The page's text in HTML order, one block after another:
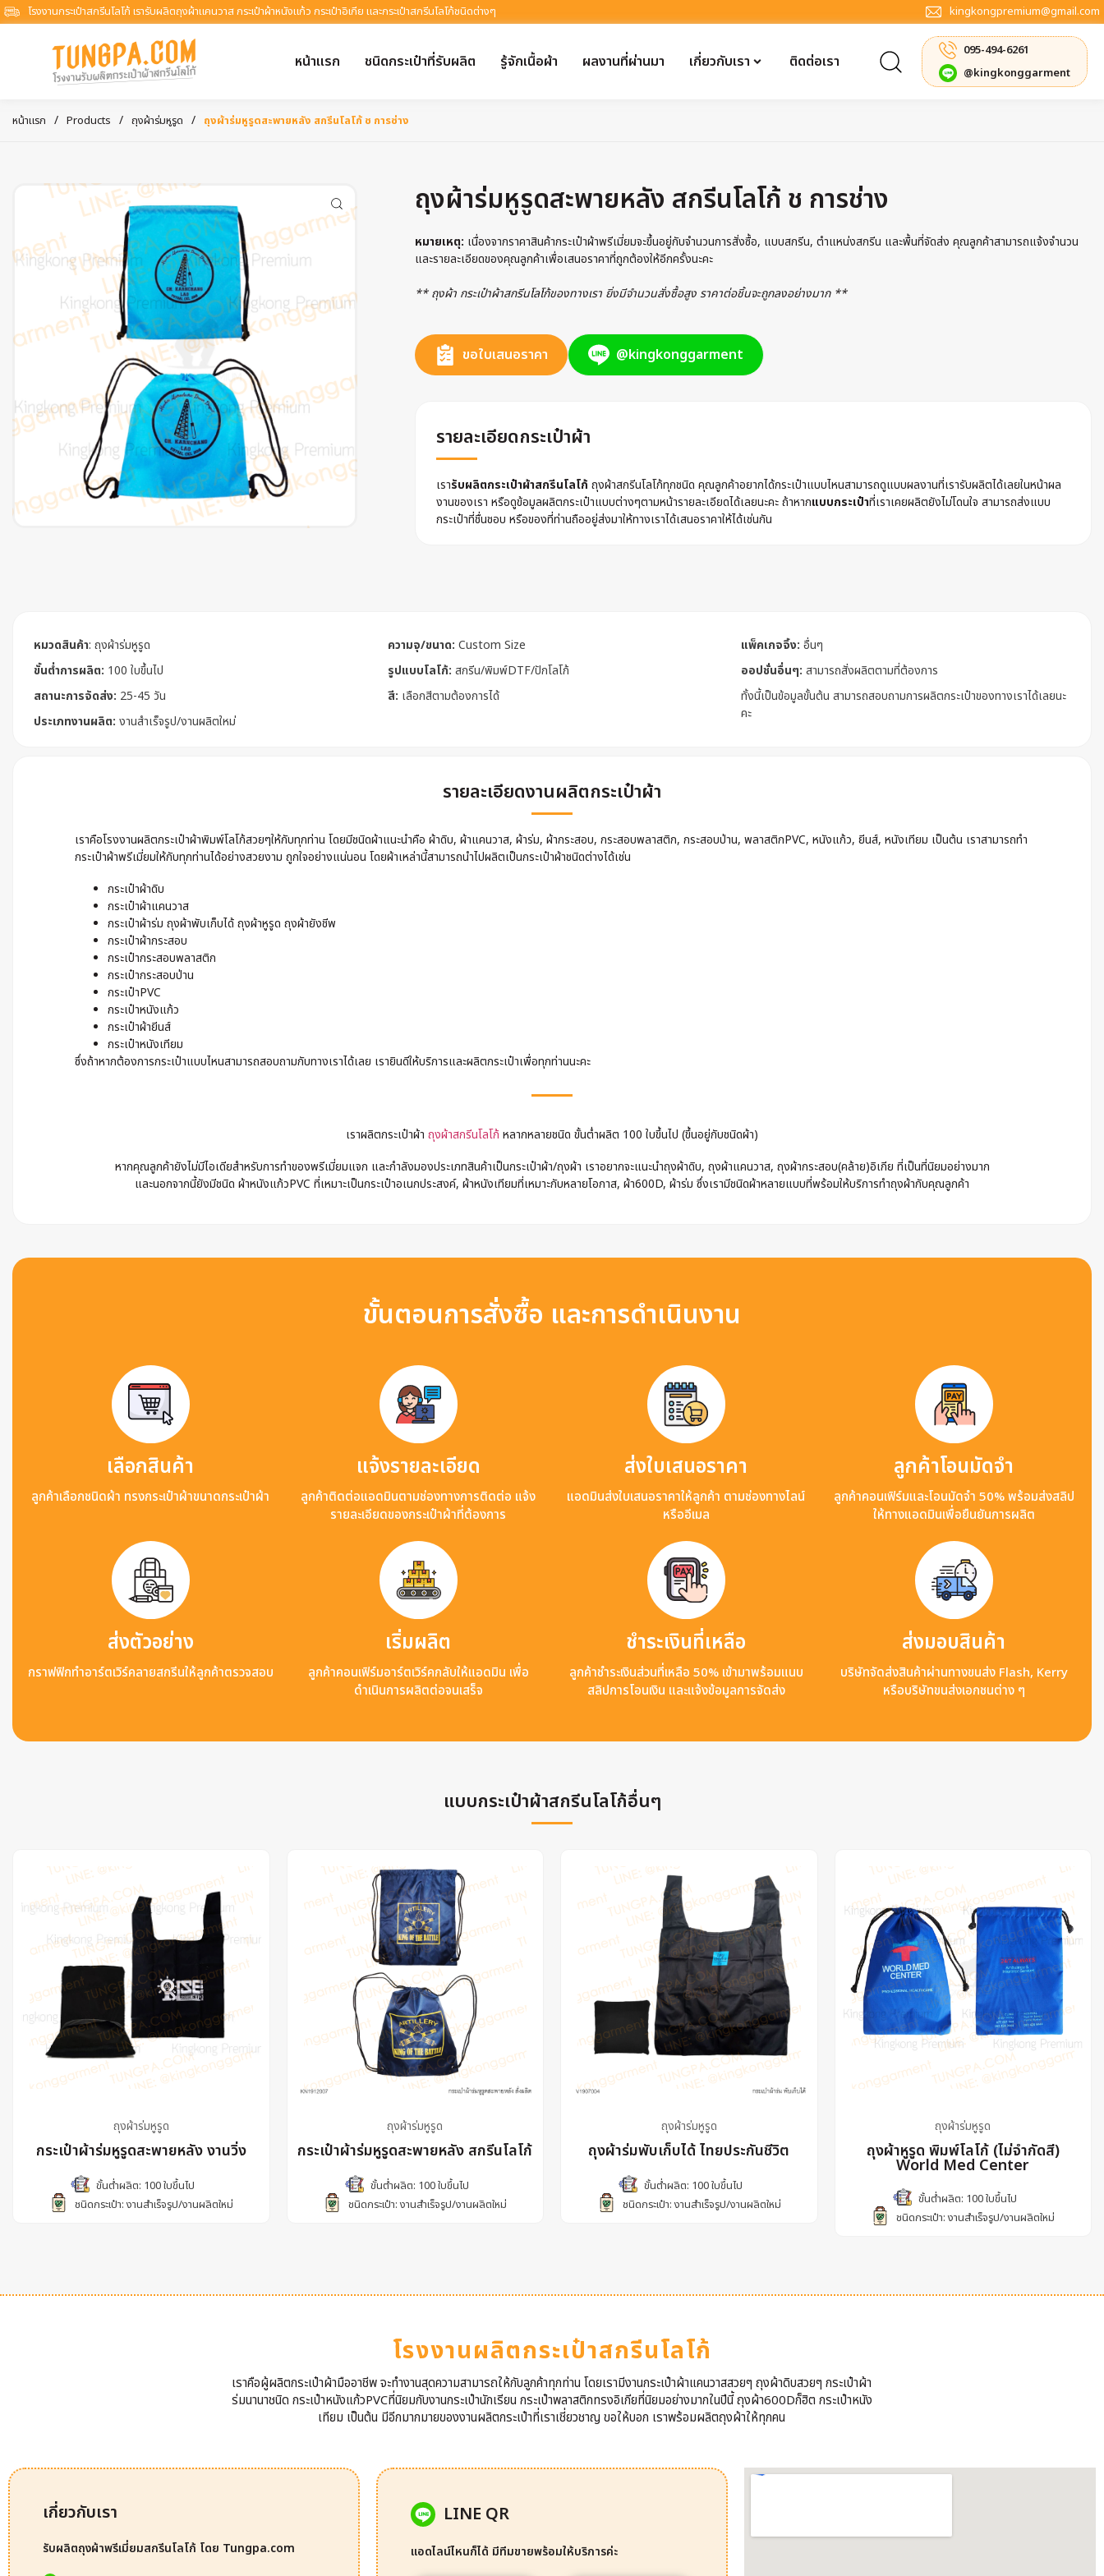
โรงงานกระเป๋าสกรีนโลโก้ เรารับผลิตถุงผ้าแคนวาส กระเป๋าผ้าหนังแก้ว กระเป๋าอิเกีย และกระเป๋าสกรีนโลโก้ชนิดต่างๆ kingkongpremium@gmail.com
หน้าแรก ชนิดกระเป๋าที่รับผลิต รู้จักเนื้อผ้า ผลงานที่ผ่านมา เกี่ยวกับเรา ติดต่อเรา
095-494-6261
@kingkonggarment
หน้าแรก / Products / ถุงผ้าร่มหูรูด / ถุงผ้าร่มหูรูดสะพายหลัง สกรีนโลโก้ ช การช่าง
ถุงผ้าร่มหูรูดสะพายหลัง สกรีนโลโก้ ช การช่าง
หมายเหตุ: เนื่องจากราคาสินค้ากระเป๋าผ้าพรีเมี่ยมจะขึ้นอยู่กับจำนวนการสั่งซื้อ, แบบสกรีน, ตำแหน่งสกรีน และพื้นที่จัดส่ง คุณลูกค้าสามารถแจ้งจำนวน
และรายละเอียดของคุณลูกค้าเพื่อเสนอราคาที่ถูกต้องให้อีกครั้งนะคะ
** ถุงผ้า กระเป๋าผ้าสกรีนโลโก้ของทางเรา ยิ่งมีจำนวนสั่งซื้อสูง ราคาต่อชิ้นจะถูกลงอย่างมาก **
ขอใบเสนอราคา @kingkonggarment
รายละเอียดกระเป๋าผ้า
เรารับผลิตกระเป๋าผ้าสกรีนโลโก้ ถุงผ้าสกรีนโลโก้ทุกชนิด คุณลูกค้าอยากได้กระเป๋าแบบไหนสามารถดูแบบผลงานที่เรารับผลิตได้เลยในหน้าผล
งานของเรา หรือดูข้อมูลผลิตกระเป๋าแบบต่างๆตามหน้ารายละเอียดได้เลยนะคะ ถ้าหากแบบกระเป๋าที่เราเคยผลิตยังไม่โดนใจ สามารถส่งแบบ
กระเป๋าที่ชื่นชอบ หรือของที่ท่านถืออยู่ส่งมาให้ทางเราได้เสนอราคาให้ได้เช่นกัน
หมวดสินค้า: ถุงผ้าร่มหูรูด
ขั้นต่ำการผลิต: 100 ใบขึ้นไป
สถานะการจัดส่ง: 25-45 วัน
ประเภทงานผลิต: งานสำเร็จรูป/งานผลิตใหม่
ความจุ/ขนาด: Custom Size
รูปแบบโลโก้: สกรีน/พิมพ์DTF/ปักโลโก้
สี: เลือกสีตามต้องการได้
แพ็คเกจจิ้ง: อื่นๆ
ออปชั่นอื่นๆ: สามารถสั่งผลิตตามที่ต้องการ
ทั้งนี้เป็นข้อมูลขั้นต้น สามารถสอบถามการผลิตกระเป๋าของทางเราได้เลยนะ
คะ
รายละเอียดงานผลิตกระเป๋าผ้า
เราคือโรงงานผลิตกระเป๋าผ้าพิมพ์โลโก้สวยๆให้กับทุกท่าน โดยมีชนิดผ้าแนะนำคือ ผ้าดิบ, ผ้าแคนวาส, ผ้าร่ม, ผ้ากระสอบ, กระสอบพลาสติก, กระสอบป่าน, พลาสติกPVC, หนังแก้ว, ยีนส์, หนังเทียม เป็นต้น เราสามารถทำ
กระเป๋าผ้าพรีเมี่ยมให้กับทุกท่านได้อย่างสวยงาม ถูกใจอย่างแน่นอน โดยผ้าเหล่านี้สามารถนำไปผลิตเป็นกระเป๋าผ้าชนิดต่างได้เช่น
กระเป๋าผ้าดิบ
กระเป๋าผ้าแคนวาส
กระเป๋าผ้าร่ม ถุงผ้าพับเก็บได้ ถุงผ้าหูรูด ถุงผ้ายังชีพ
กระเป๋าผ้ากระสอบ
กระเป๋ากระสอบพลาสติก
กระเป๋ากระสอบป่าน
กระเป๋าPVC
กระเป๋าหนังแก้ว
กระเป๋าผ้ายีนส์
กระเป๋าหนังเทียม
ซึ่งถ้าหากต้องการกระเป๋าแบบไหนสามารถสอบถามกับทางเราได้เลย เรายินดีให้บริการและผลิตกระเป๋าเพื่อทุกท่านนะคะ
เราผลิตกระเป๋าผ้า ถุงผ้าสกรีนโลโก้ หลากหลายชนิด ขั้นต่ำผลิต 100 ใบขึ้นไป (ขึ้นอยู่กับชนิดผ้า)
หากคุณลูกค้ายังไม่มีไอเดียสำหรับการทำของพรีเมี่ยมแจก และกำลังมองประเภทสินค้าเป็นกระเป๋าผ้า/ถุงผ้า เราอยากจะแนะนำถุงผ้าดิบ, ถุงผ้าแคนวาส, ถุงผ้ากระสอบ(คล้าย)อิเกีย ที่เป็นที่นิยมอย่างมาก
และนอกจากนี้ยังมีชนิด ผ้าหนังแก้วPVC ที่เหมาะเป็นกระเป๋าอเนกประสงค์, ผ้าหนังเทียมที่เหมาะกับหลายโอกาส, ผ้า600D, ผ้าร่ม ซึ่งเรามีชนิดผ้าหลายแบบที่พร้อมให้บริการทำถุงผ้ากับคุณลูกค้า
ขั้นตอนการสั่งซื้อ และการดำเนินงาน
เลือกสินค้า
ลูกค้าเลือกชนิดผ้า ทรงกระเป๋าผ้าขนาดกระเป๋าผ้า
แจ้งรายละเอียด
ลูกค้าติดต่อแอดมินตามช่องทางการติดต่อ แจ้ง
รายละเอียดของกระเป๋าผ้าที่ต้องการ
ส่งใบเสนอราคา
แอดมินส่งใบเสนอราคาให้ลูกค้า ตามช่องทางไลน์
หรืออีเมล
ลูกค้าโอนมัดจำ
ลูกค้าคอนเฟิร์มและโอนมัดจำ 50% พร้อมส่งสลิป
ให้ทางแอดมินเพื่อยืนยันการผลิต
ส่งตัวอย่าง
กราฟฟิกทำอาร์ตเวิร์คลายสกรีนให้ลูกค้าตรวจสอบ
เริ่มผลิต
ลูกค้าคอนเฟิร์มอาร์ตเวิร์คกลับให้แอดมิน เพื่อ
ดำเนินการผลิตต่อจนเสร็จ
ชำระเงินที่เหลือ
ลูกค้าชำระเงินส่วนที่เหลือ 50% เข้ามาพร้อมแนบ
สลิปการโอนเงิน และแจ้งข้อมูลการจัดส่ง
ส่งมอบสินค้า
บริษัทจัดส่งสินค้าผ่านทางขนส่ง Flash, Kerry
หรือบริษัทขนส่งเอกชนต่าง ๆ
แบบกระเป๋าผ้าสกรีนโลโก้อื่นๆ
ถุงผ้าร่มหูรูด
กระเป๋าผ้าร่มหูรูดสะพายหลัง งานวิ่ง
ขั้นต่ำผลิต: 100 ใบขึ้นไป
ชนิดกระเป๋า: งานสำเร็จรูป/งานผลิตใหม่
ถุงผ้าร่มหูรูด
กระเป๋าผ้าร่มหูรูดสะพายหลัง สกรีนโลโก้
ขั้นต่ำผลิต: 100 ใบขึ้นไป
ชนิดกระเป๋า: งานสำเร็จรูป/งานผลิตใหม่
ถุงผ้าร่มหูรูด
ถุงผ้าร่มพับเก็บได้ ไทยประกันชีวิต
ขั้นต่ำผลิต: 100 ใบขึ้นไป
ชนิดกระเป๋า: งานสำเร็จรูป/งานผลิตใหม่
ถุงผ้าร่มหูรูด
ถุงผ้าหูรูด พิมพ์โลโก้ (ไม่จำกัดสี)
World Med Center
ขั้นต่ำผลิต: 100 ใบขึ้นไป
ชนิดกระเป๋า: งานสำเร็จรูป/งานผลิตใหม่
โรงงานผลิตกระเป๋าสกรีนโลโก้
เราคือผู้ผลิตกระเป๋าผ้ามืออาชีพ จะทำงานสุดความสามารถให้กับลูกค้าทุกท่าน โดยเรามีงานกระเป๋าผ้าแคนวาสสวยๆ ถุงผ้าดิบสวยๆ กระเป๋าผ้า
ร่มนานาชนิด กระเป๋าหนังแก้วPVCที่นิยมกับงานกระเป๋านักเรียน กระเป๋าพลาสติกทรงอิเกียที่นิยมอย่างมากในปีนี้ ถุงผ้า600Dก็ฮิต กระเป๋าหนัง
เทียม เป็นต้น มีอีกมากมายของงานผลิตกระเป๋าที่เราเชี่ยวชาญ ขอให้บอก เราพร้อมผลิตถุงผ้าให้ทุกคน
เกี่ยวกับเรา
รับผลิตถุงผ้าพรีเมี่ยมสกรีนโลโก้ โดย Tungpa.com
LINE QR
แอดไลน์ไหนก็ได้ มีทีมขายพร้อมให้บริการค่ะ